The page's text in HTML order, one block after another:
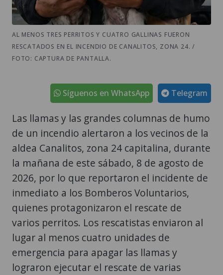
AL MENOS TRES PERRITOS Y CUATRO GALLINAS FUERON
RESCATADOS EN EL INCENDIO DE CANALITOS, ZONA 24. /
FOTO: CAPTURA DE PANTALLA.
Telegram
Síguenos en WhatsApp
Las llamas y las grandes columnas de humo
de un incendio alertaron a los vecinos de la
aldea Canalitos, zona 24 capitalina, durante
la mañana de este sábado, 8 de agosto de
2026, por lo que reportaron el incidente de
inmediato a los Bomberos Voluntarios,
quienes protagonizaron el rescate de
varios perritos. Los rescatistas enviaron al
lugar al menos cuatro unidades de
emergencia para apagar las llamas y
lograron ejecutar el rescate de varias